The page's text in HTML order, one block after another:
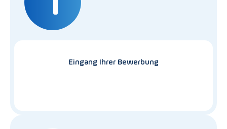
Eingang Ihrer Bewerbung